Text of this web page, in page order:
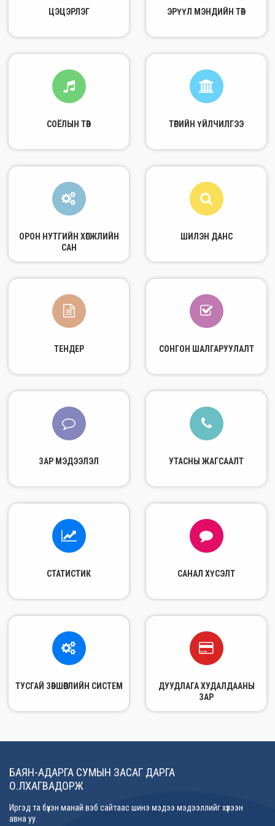
ЦЭЦЭРЛЭГ ЭРҮҮЛ МЭНДИЙН ТӨВ
СОЁЛЫН ТӨВ ТӨРИЙН ҮЙЛЧИЛГЭЭ
ОРОН НУТГИЙН ХӨГЖЛИЙН
САН
ШИЛЭН ДАНС
ТЕНДЕР СОНГОН ШАЛГАРУУЛАЛТ
ЗАР МЭДЭЭЛЭЛ УТАСНЫ ЖАГСААЛТ
СТАТИСТИК САНАЛ ХҮСЭЛТ
ТУСГАЙ ЗӨВШӨӨРЛИЙН СИСТЕМ
ДУУДЛАГА ХУДАЛДААНЫ
ЗАР
БАЯН-АДАРГА СУМЫН ЗАСАГ ДАРГА
О.ЛХАГВАДОРЖ
Иргэд та бүхэн манай вэб сайтаас шинэ мэдээ мэдээллийг хүлээн
авна уу.